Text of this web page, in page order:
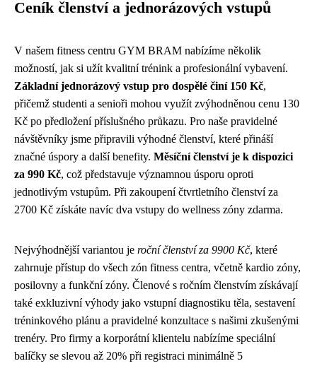
Ceník členství a jednorázových vstupů
V našem fitness centru GYM BRAM nabízíme několik
možností, jak si užít kvalitní trénink a profesionální vybavení.
Základní jednorázový vstup pro dospělé činí 150 Kč,
přičemž studenti a senioři mohou využít zvýhodněnou cenu 130
Kč po předložení příslušného průkazu. Pro naše pravidelné
návštěvníky jsme připravili výhodné členství, které přináší
značné úspory a další benefity. Měsíční členství je k dispozici
za 990 Kč, což představuje významnou úsporu oproti
jednotlivým vstupům. Při zakoupení čtvrtletního členství za
2700 Kč získáte navíc dva vstupy do wellness zóny zdarma.
Nejvýhodnější variantou je roční členství za 9900 Kč, které
zahrnuje přístup do všech zón fitness centra, včetně kardio zóny,
posilovny a funkční zóny. Členové s ročním členstvím získávají
také exkluzivní výhody jako vstupní diagnostiku těla, sestavení
tréninkového plánu a pravidelné konzultace s našimi zkušenými
trenéry. Pro firmy a korporátní klientelu nabízíme speciální
balíčky se slevou až 20% při registraci minimálně 5